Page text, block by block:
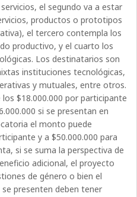
el segundo va a estar
productos o prototipos
el tercero contempla los
productivo, y el cuarto los
Los destinatarios son
instituciones tecnológicas,
y mutuales, entre otros.
$18.000.000 por participante
si se presentan en
el monto puede
y a $50.000.000 para
si se suma la perspectiva de
adicional, el proyecto
de género o bien el
presenten deben tener